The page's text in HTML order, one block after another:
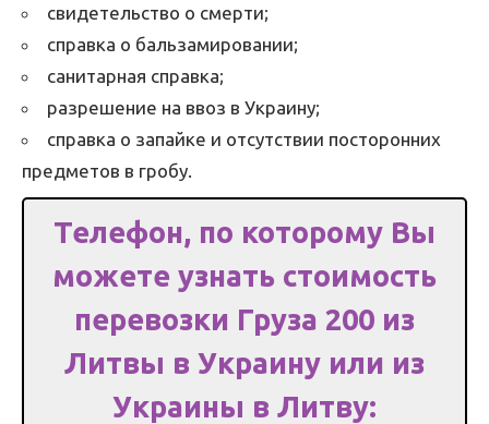
свидетельство о смерти;
справка о бальзамировании;
санитарная справка;
разрешение на ввоз в Украину;
справка о запайке и отсутствии посторонних
предметов в гробу.
Телефон, по которому Вы
можете узнать стоимость
перевозки Груза 200 из
Литвы в Украину или из
Украины в Литву: